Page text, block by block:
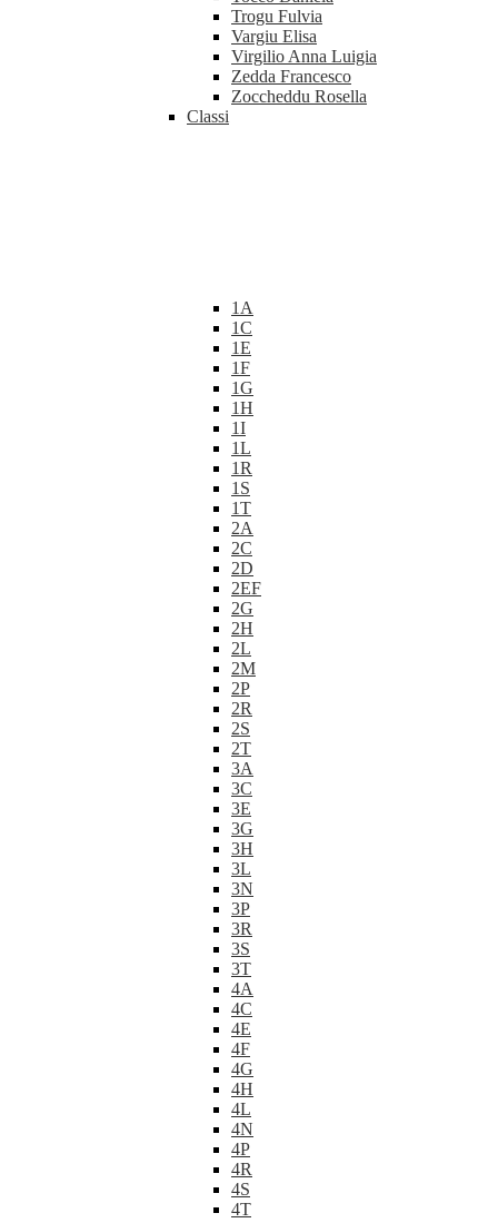
Trogu Fulvia
Vargiu Elisa
Virgilio Anna Luigia
Zedda Francesco
Zoccheddu Rosella
Classi
1A
1C
1E
1F
1G
1H
1I
1L
1R
1S
1T
2A
2C
2D
2EF
2G
2H
2L
2M
2P
2R
2S
2T
3A
3C
3E
3G
3H
3L
3N
3P
3R
3S
3T
4A
4C
4E
4F
4G
4H
4L
4N
4P
4R
4S
4T